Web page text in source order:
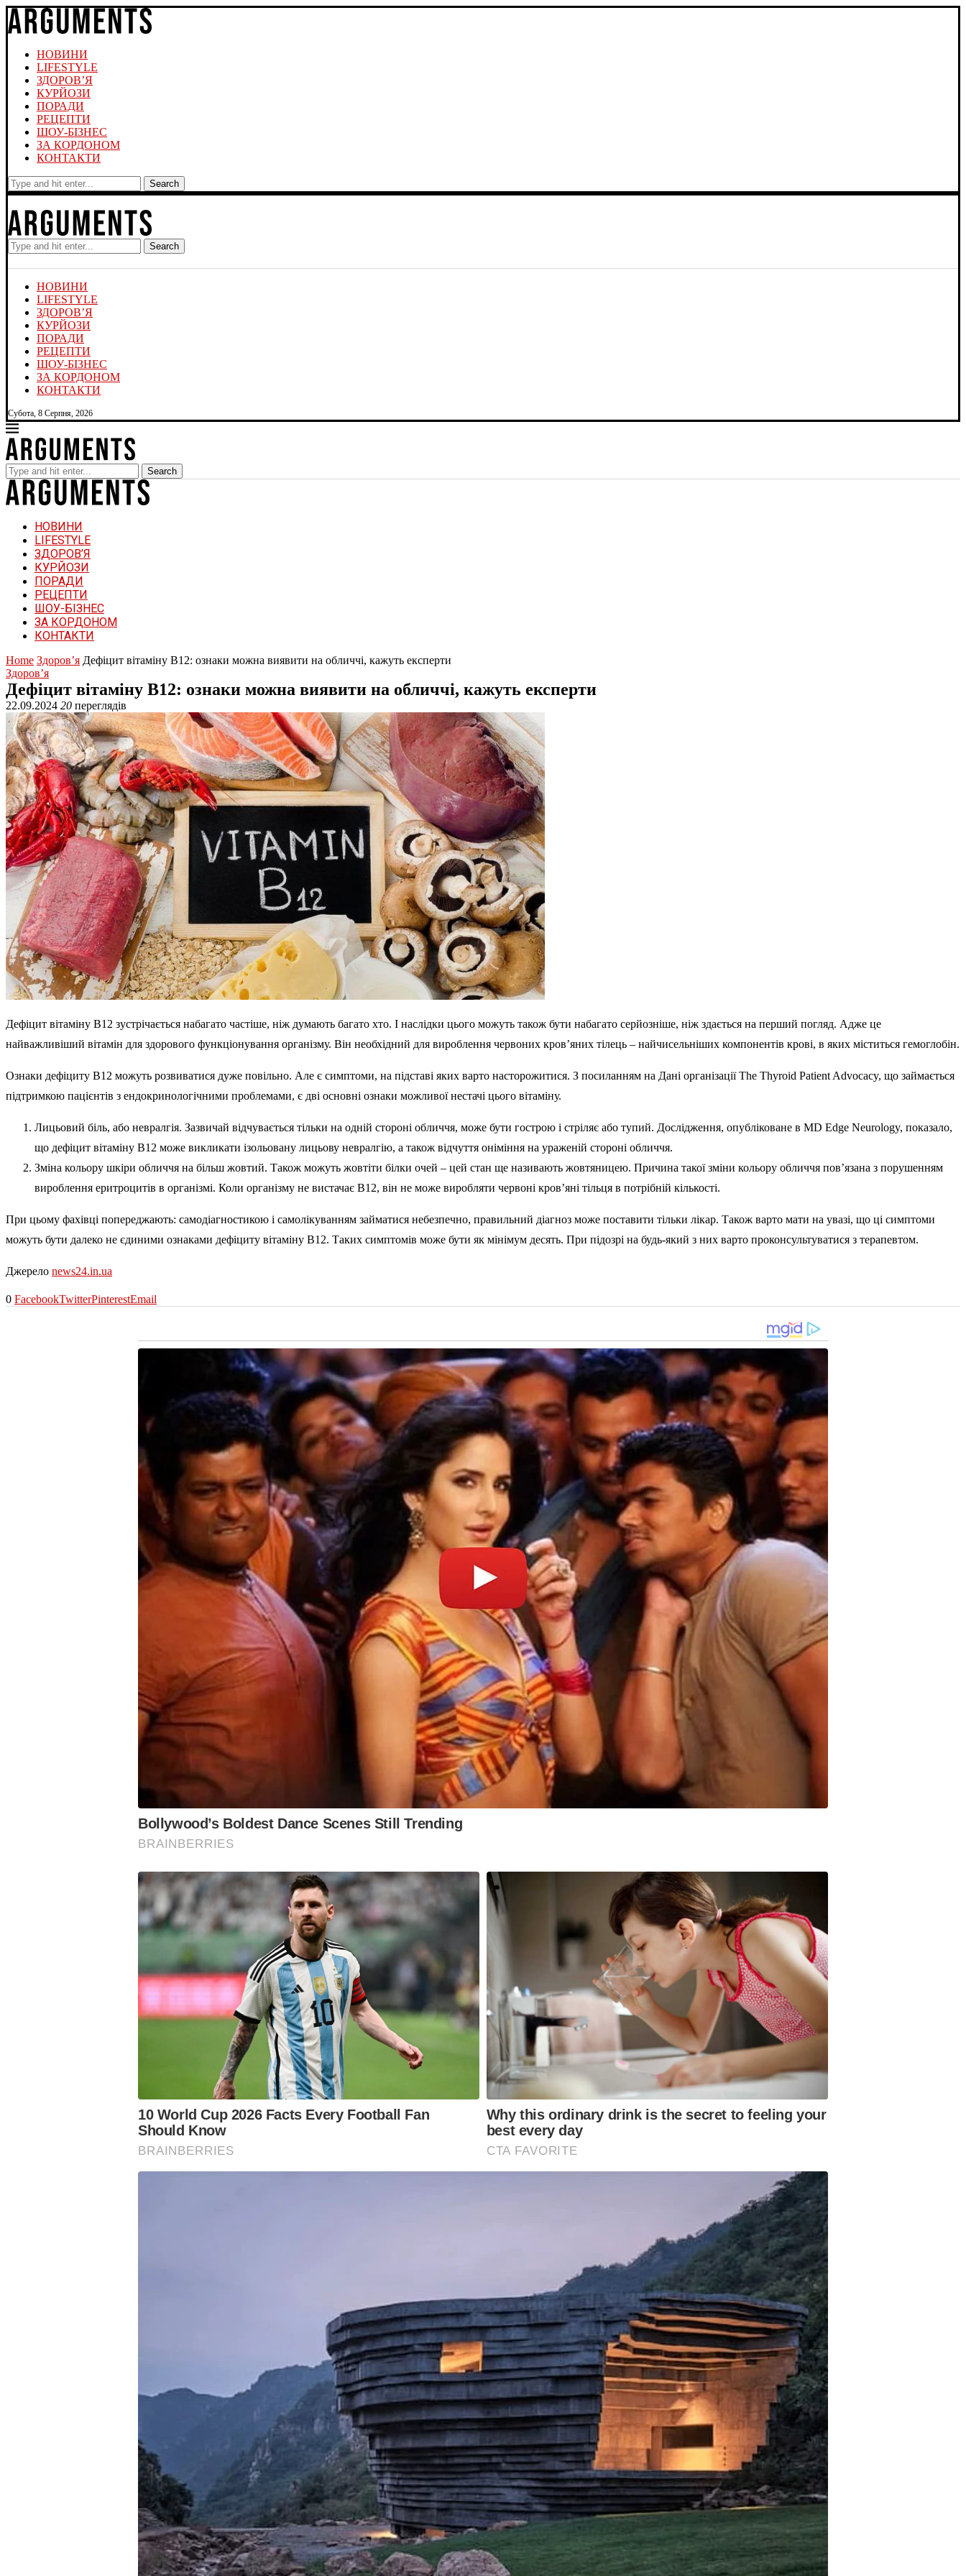
НОВИНИ
LIFESTYLE
ЗДОРОВ’Я
КУРЙОЗИ
ПОРАДИ
РЕЦЕПТИ
ШОУ-БІЗНЕС
ЗА КОРДОНОМ
КОНТАКТИ
Search
Search
НОВИНИ
LIFESTYLE
ЗДОРОВ’Я
КУРЙОЗИ
ПОРАДИ
РЕЦЕПТИ
ШОУ-БІЗНЕС
ЗА КОРДОНОМ
КОНТАКТИ
Субота, 8 Серпня, 2026
Search
НОВИНИ
LIFESTYLE
ЗДОРОВ’Я
КУРЙОЗИ
ПОРАДИ
РЕЦЕПТИ
ШОУ-БІЗНЕС
ЗА КОРДОНОМ
КОНТАКТИ
Home Здоров’я Дефіцит вітаміну В12: ознаки можна виявити на обличчі, кажуть експерти
Здоров’я
Дефіцит вітаміну В12: ознаки можна виявити на обличчі, кажуть експерти
22.09.2024 20 переглядів
Дефіцит вітаміну В12 зустрічається набагато частіше, ніж думають багато хто. І наслідки цього можуть також бути набагато серйозніше, ніж здається на перший погляд. Адже це
найважливіший вітамін для здорового функціонування організму. Він необхідний для вироблення червоних кров’яних тілець – найчисельніших компонентів крові, в яких міститься гемоглобін.
Ознаки дефіциту В12 можуть розвиватися дуже повільно. Але є симптоми, на підставі яких варто насторожитися. З посиланням на Дані організації The Thyroid Patient Advocacy, що займається
підтримкою пацієнтів з ендокринологічними проблемами, є дві основні ознаки можливої нестачі цього вітаміну.
Лицьовий біль, або невралгія. Зазвичай відчувається тільки на одній стороні обличчя, може бути гострою і стріляє або тупий. Дослідження, опубліковане в MD Edge Neurology, показало,
що дефіцит вітаміну B12 може викликати ізольовану лицьову невралгію, а також відчуття оніміння на ураженій стороні обличчя.
Зміна кольору шкіри обличчя на більш жовтий. Також можуть жовтіти білки очей – цей стан ще називають жовтяницею. Причина такої зміни кольору обличчя пов’язана з порушенням
вироблення еритроцитів в організмі. Коли організму не вистачає B12, він не може виробляти червоні кров’яні тільця в потрібній кількості.
При цьому фахівці попереджають: самодіагностикою і самолікуванням займатися небезпечно, правильний діагноз може поставити тільки лікар. Також варто мати на увазі, що ці симптоми
можуть бути далеко не єдиними ознаками дефіциту вітаміну В12. Таких симптомів може бути як мінімум десять. При підозрі на будь-який з них варто проконсультуватися з терапевтом.
Джерело news24.in.ua
0 FacebookTwitterPinterestEmail